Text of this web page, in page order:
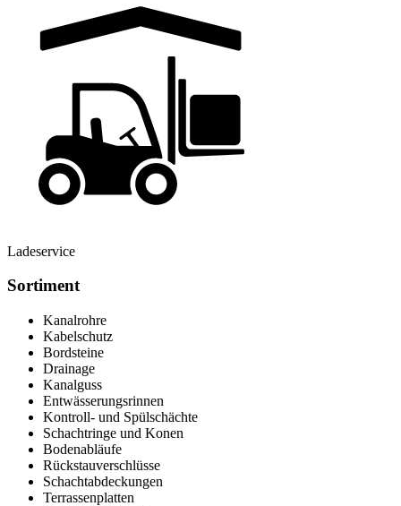
Ladeservice
Sortiment
Kanalrohre
Kabelschutz
Bordsteine
Drainage
Kanalguss
Entwässerungsrinnen
Kontroll- und Spülschächte
Schachtringe und Konen
Bodenabläufe
Rückstauverschlüsse
Schachtabdeckungen
Terrassenplatten